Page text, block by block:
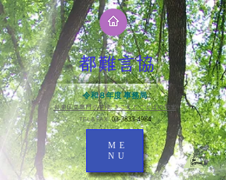
都難言協
ME
NU
令和８年度 事務局
台東区立黒門小学校 きこえとことばの教室​
TEL＆FAX03-3833-4984